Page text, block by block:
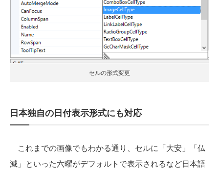
セルの形式変更
日本独自の日付表示形式にも対応
これまでの画像でもわかる通り、セルに「大安」「仏
滅」といった六曜がデフォルトで表示されるなど日本語